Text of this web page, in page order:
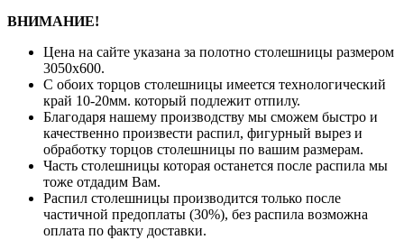
ВНИМАНИЕ!
Цена на сайте указана за полотно столешницы размером
3050х600.
С обоих торцов столешницы имеется технологический
край 10-20мм. который подлежит отпилу.
Благодаря нашему производству мы сможем быстро и
качественно произвести распил, фигурный вырез и
обработку торцов столешницы по вашим размерам.
Часть столешницы которая останется после распила мы
тоже отдадим Вам.
Распил столешницы производится только после
частичной предоплаты (30%), без распила возможна
оплата по факту доставки.